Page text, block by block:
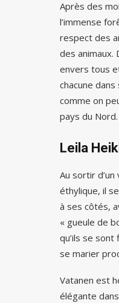
Après des
l’immense
respect des
des animaux.
envers tous
chacune
comme on
pays du Nord.
Leila
Au sortir
éthylique, il
à ses côtés,
« gueule de
qu’ils se sont
se marier
Vatanen est
élégante